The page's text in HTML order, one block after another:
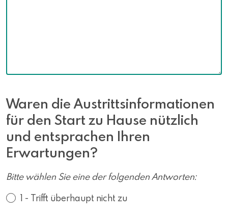
Waren die Austrittsinformationen
für den Start zu Hause nützlich
und entsprachen Ihren
Erwartungen?
Bitte wählen Sie eine der folgenden Antworten:
1 - Trifft überhaupt nicht zu